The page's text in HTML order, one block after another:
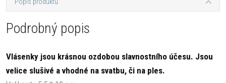
Podrobný popis
Vlásenky jsou krásnou ozdobou slavnostního účesu. Jsou
velice slušivé a vhodné na svatbu, či na ples.